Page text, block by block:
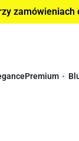
Premium